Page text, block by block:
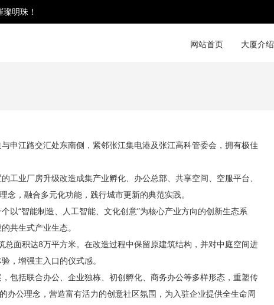
明珠！
网站首页 大厦介绍
申江路交汇处东南侧，紧邻张江集电港及张江高科管委会，拥有极佳
业厂房升级改造成集产业孵化、办公总部、共享空间、空服平台、
，融合多元化功能，践行城市更新的典范实践。
以“智能制造、人工智能、文化创意”为核心产业方向的创新生态系
共生式产业生态。
面积达8万平方米。在改造过程中保留原建筑结构，并对中庭空间进
，增强主入口的仪式感。
包括联合办公、企业独栋、初创孵化、商务办公等多样形态，重塑传
办公理念，营造富有活力的创意社区氛围，为入驻企业提供全生命周